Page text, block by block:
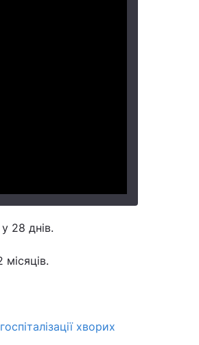
28 днів.
місяців.
хворих